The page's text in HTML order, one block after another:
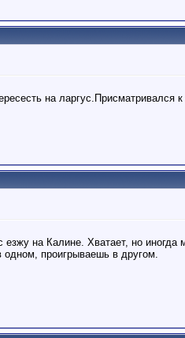
на ларгус.Присматривался
на Калине. Хватает, но иногда
проигрываешь в другом.